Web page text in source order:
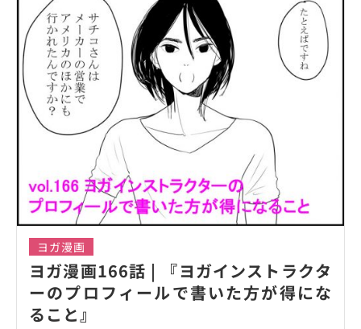
ヨガ漫画
ヨガ漫画166話 | 『ヨガインストラクタ
ーのプロフィールで書いた方が得にな
ること』